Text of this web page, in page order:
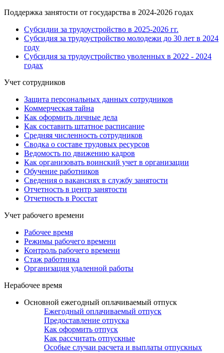
Поддержка занятости от государства в 2024-2026 годах
Субсидии за трудоустройство в 2025-2026 гг.
Субсидия за трудоустройство молодежи до 30 лет в 2024
году
Субсидия за трудоустройство уволенных в 2022 - 2024
годах
Учет сотрудников
Защита персональных данных сотрудников
Коммерческая тайна
Как оформить личные дела
Как составить штатное расписание
Средняя численность сотрудников
Сводка о составе трудовых ресурсов
Ведомость по движению кадров
Как организовать воинский учет в организации
Обучение работников
Сведения о вакансиях в службу занятости
Отчетность в центр занятости
Отчетность в Росстат
Учет рабочего времени
Рабочее время
Режимы рабочего времени
Контроль рабочего времени
Стаж работника
Организация удаленной работы
Нерабочее время
Основной ежегодный оплачиваемый отпуск
Ежегодный оплачиваемый отпуск
Предоставление отпуска
Как оформить отпуск
Как рассчитать отпускные
Особые случаи расчета и выплаты отпускных